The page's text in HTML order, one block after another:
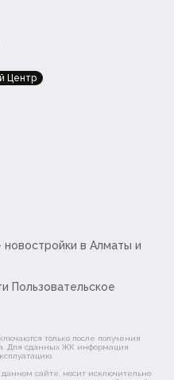
Центр
новостройки в Алматы и
Пользовательское
только после получения
Для сданных ЖК информация
сайте, носит исключительно